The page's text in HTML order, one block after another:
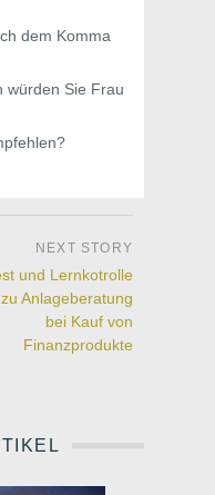
dem Komma
würden Sie Frau
und Lernkotrolle
zu Anlageberatung
bei Kauf von
Finanzprodukte